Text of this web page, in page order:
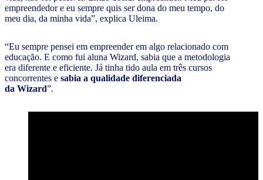
empreendedor e eu sempre quis ser dona do meu tempo, do
meu dia, da minha vida”, explica Uleima.
“Eu sempre pensei em empreender em algo relacionado com
educação. E como fui aluna Wizard, sabia que a metodologia
era diferente e eficiente. Já tinha tido aula em três cursos
concorrentes e sabia a qualidade diferenciada
da Wizard”.